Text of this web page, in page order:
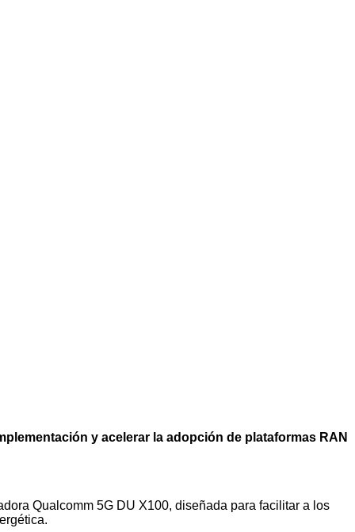
y acelerar la adopción de plataformas RAN
Qualcomm 5G DU X100, diseñada para facilitar a los